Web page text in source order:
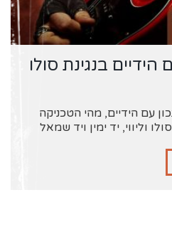
הידיים בנגינת סולו
עם הידיים, מהי הטכניקה
וליווי, יד ימין ויד שמאל